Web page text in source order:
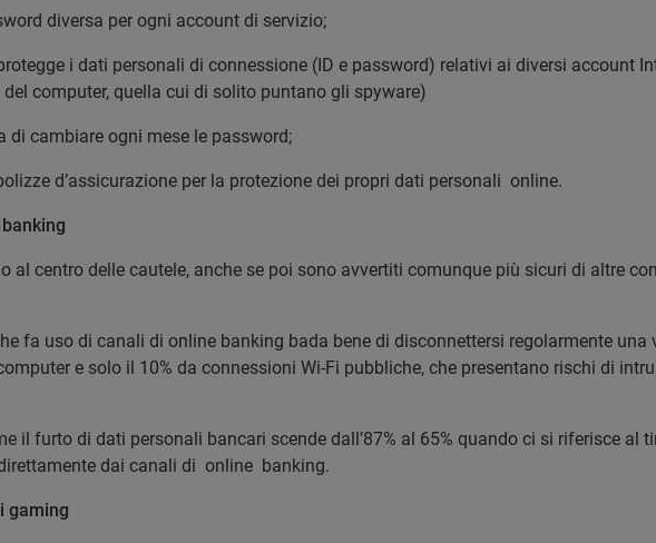
diversa per ogni account di servizio;
i dati personali di connessione (ID e password) relativi ai diversi account
computer, quella cui di solito puntano gli spyware)
di cambiare ogni mese le password;
d’assicurazione per la protezione dei propri dati personali online.
al centro delle cautele, anche se poi sono avvertiti comunque più sicuri di altre
fa uso di canali di online banking bada bene di disconnettersi regolarmente
e solo il 10% da connessioni Wi-Fi pubbliche, che presentano rischi di
il furto di dati personali bancari scende dall’87% al 65% quando ci si riferisce al
dai canali di online banking.
gaming